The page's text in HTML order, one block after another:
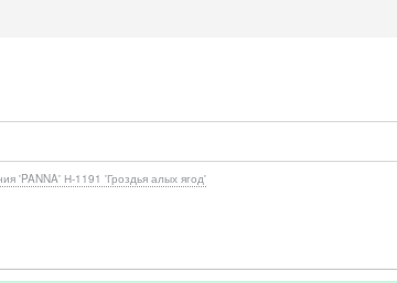
'PANNA' Н-1191 'Гроздья алых ягод'